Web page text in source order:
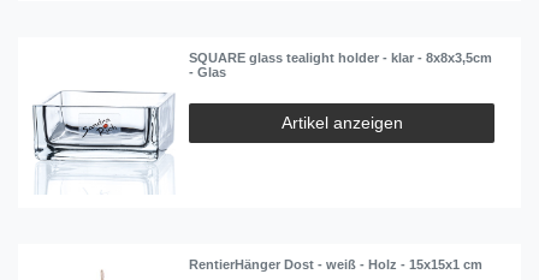
SQUARE glass tealight holder - klar - 8x8x3,5cm
- Glas
Artikel anzeigen
RentierHänger Dost - weiß - Holz - 15x15x1 cm